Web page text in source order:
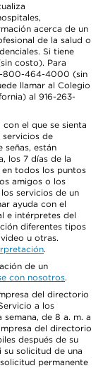
acerca de un
de la salud o
Si tiene
costo). Para
800-464-4000 (sin
llamar al Colegio
al 916-263-
el que se sienta
servicios de
señas, están
los 7 días de la
todos los puntos
amigos o los
servicios de un
ayuda con el
e intérpretes del
diferentes tipos
u otras.
.
de un
con nosotros.
del directorio
a los
de 8 a. m. a
del directorio
después de su
solicitud de una
permanente